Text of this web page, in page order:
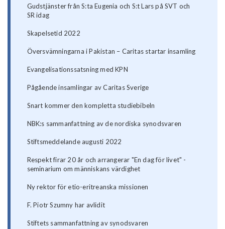
Gudstjänster från S:ta Eugenia och S:t Lars på SVT och
SR idag
Skapelsetid 2022
Översvämningarna i Pakistan – Caritas startar insamling
Evangelisationssatsning med KPN
Pågående insamlingar av Caritas Sverige
Snart kommer den kompletta studiebibeln
NBK:s sammanfattning av de nordiska synodsvaren
Stiftsmeddelande augusti 2022
Respekt firar 20 år och arrangerar "En dag för livet" -
seminarium om människans värdighet
Ny rektor för etio-eritreanska missionen
F. Piotr Szumny har avlidit
Stiftets sammanfattning av synodsvaren